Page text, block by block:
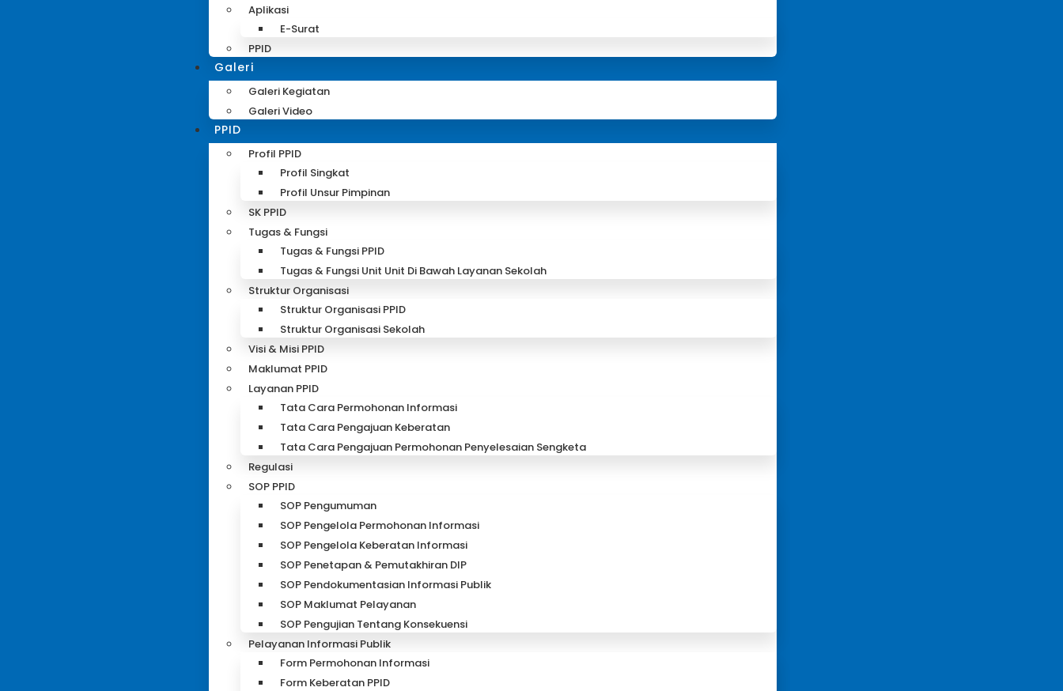
Aplikasi
E-Surat
PPID
Galeri
Galeri Kegiatan
Galeri Video
PPID
Profil PPID
Profil Singkat
Profil Unsur Pimpinan
SK PPID
Tugas & Fungsi
Tugas & Fungsi PPID
Tugas & Fungsi Unit Unit Di Bawah Layanan Sekolah
Struktur Organisasi
Struktur Organisasi PPID
Struktur Organisasi Sekolah
Visi & Misi PPID
Maklumat PPID
Layanan PPID
Tata Cara Permohonan Informasi
Tata Cara Pengajuan Keberatan
Tata Cara Pengajuan Permohonan Penyelesaian Sengketa
Regulasi
SOP PPID
SOP Pengumuman
SOP Pengelola Permohonan Informasi
SOP Pengelola Keberatan Informasi
SOP Penetapan & Pemutakhiran DIP
SOP Pendokumentasian Informasi Publik
SOP Maklumat Pelayanan
SOP Pengujian Tentang Konsekuensi
Pelayanan Informasi Publik
Form Permohonan Informasi
Form Keberatan PPID